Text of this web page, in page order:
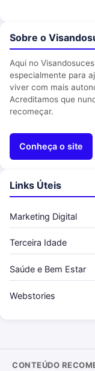
Sobre o
Aqui no
especialmente para
viver com mais
Acreditamos que
recomeçar.
Conheça o site
Links Úteis
Marketing Digital
Terceira Idade
Saúde e Bem Estar
Webstories
CONTEÚDO